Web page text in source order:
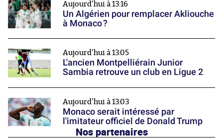
Aujourd'hui à 13:16
Un Algérien pour remplacer Akliouche
à Monaco ?
Aujourd'hui à 13:05
L'ancien Montpelliérain Junior
Sambia retrouve un club en Ligue 2
Aujourd'hui à 13:03
Monaco serait intéressé par
l'imitateur officiel de Donald Trump
Nos partenaires